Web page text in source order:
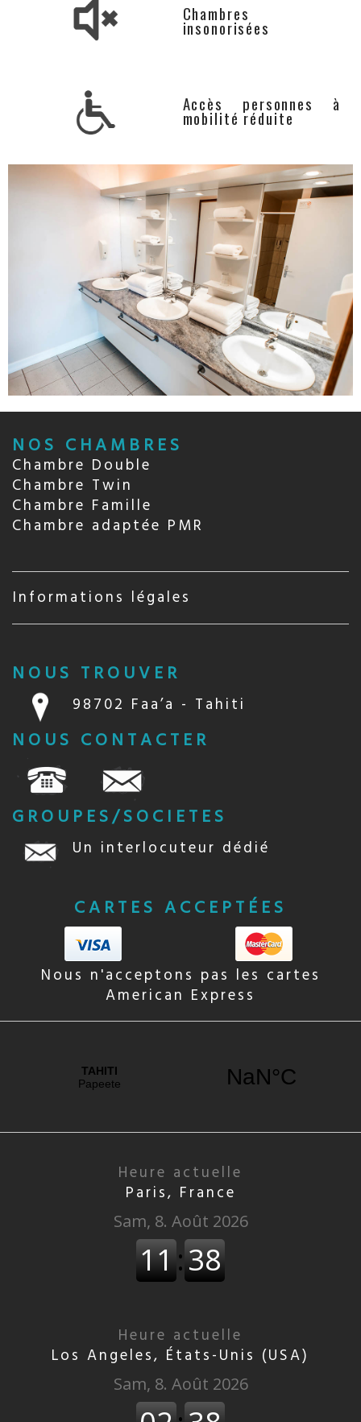
Chambres
insonorisées
Accès personnes à
mobilité réduite
NOS CHAMBRES
Chambre Double
Chambre Twin
Chambre Famille
Chambre adaptée PMR
Informations légales
NOUS TROUVER
98702 Faa’a - Tahiti
NOUS CONTACTER
GROUPES/SOCIETES
Un interlocuteur dédié
CARTES ACCEPTÉES
Nous n'acceptons pas les cartes
American Express
Heure actuelle
Paris, France
Heure actuelle
Los Angeles, États-Unis (USA)